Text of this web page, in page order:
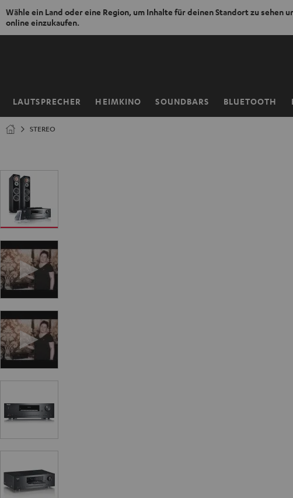
Wähle ein Land oder eine Region, um Inhalte für deinen Standort zu sehen
online einzukaufen.
ZUM
LAUTSPRECHER HEIMKINO SOUNDBARS BLUETOOTH
Startseite
STEREO